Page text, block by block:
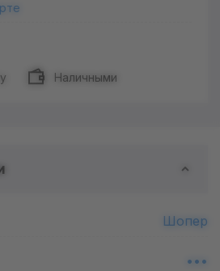
Наличными
Шопер
•••